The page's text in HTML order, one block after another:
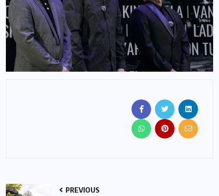
PREVIOUS